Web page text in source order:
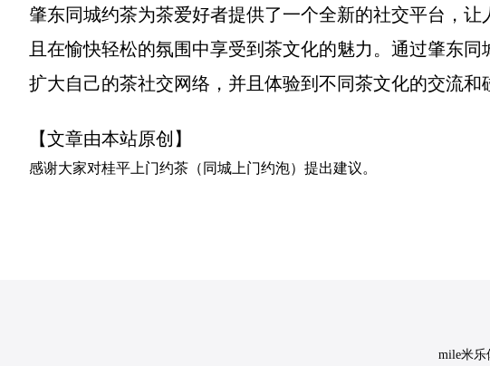
肇东同城约茶为茶爱好者提供了一个全新的社交平台，
且在愉快轻松的氛围中享受到茶文化的魅力。通过肇东
扩大自己的茶社交网络，并且体验到不同茶文化的交流和
【文章由本站原创】
感谢大家对桂平上门约茶（同城上门约泡） 提出建议。
mile米乐